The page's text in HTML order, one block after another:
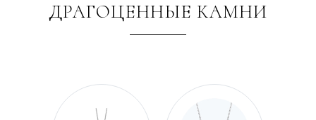
ДРАГОЦЕННЫЕ КАМНИ